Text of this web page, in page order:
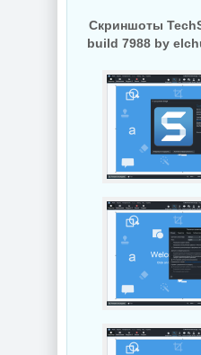
Скриншоты
build 7988 by